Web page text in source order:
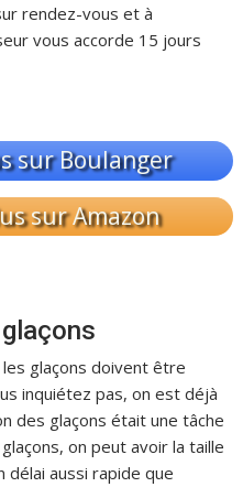
rendez-vous et à
vous accorde 15 jours
sur Boulanger
sur Amazon
glaçons doivent être
inquiétez pas, on est déjà
des glaçons était une tâche
on peut avoir la taille
délai aussi rapide que